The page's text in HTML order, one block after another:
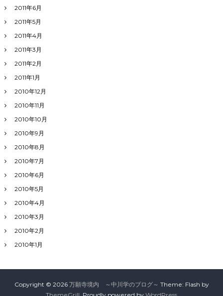
2011年6月
2011年5月
2011年4月
2011年3月
2011年2月
2011年1月
2010年12月
2010年11月
2010年10月
2010年9月
2010年8月
2010年7月
2010年6月
2010年5月
2010年4月
2010年3月
2010年2月
2010年1月
Copyright © 2026 万願寺境内 ～中川学のブログ～ Theme: Flash by